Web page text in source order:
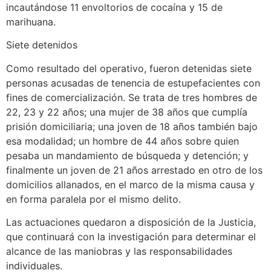
incautándose 11 envoltorios de cocaína y 15 de
marihuana.
Siete detenidos
Como resultado del operativo, fueron detenidas siete
personas acusadas de tenencia de estupefacientes con
fines de comercialización. Se trata de tres hombres de
22, 23 y 22 años; una mujer de 38 años que cumplía
prisión domiciliaria; una joven de 18 años también bajo
esa modalidad; un hombre de 44 años sobre quien
pesaba un mandamiento de búsqueda y detención; y
finalmente un joven de 21 años arrestado en otro de los
domicilios allanados, en el marco de la misma causa y
en forma paralela por el mismo delito.
Las actuaciones quedaron a disposición de la Justicia,
que continuará con la investigación para determinar el
alcance de las maniobras y las responsabilidades
individuales.